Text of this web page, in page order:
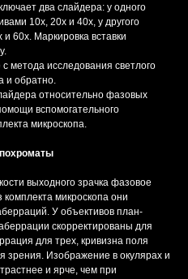
два слайдера: у одного
10х, 20х и 40х, у другого
60х. Маркировка вставки
метода исследования светлого
и обратно.
относительно фазовых
вспомогательного
микроскопа.
выходного зрачка фазовое
микроскопа они
У объективов план-
скорректированы для
для трех, кривизна поля
зрения. Изображение в окулярах и
и ярче, чем при